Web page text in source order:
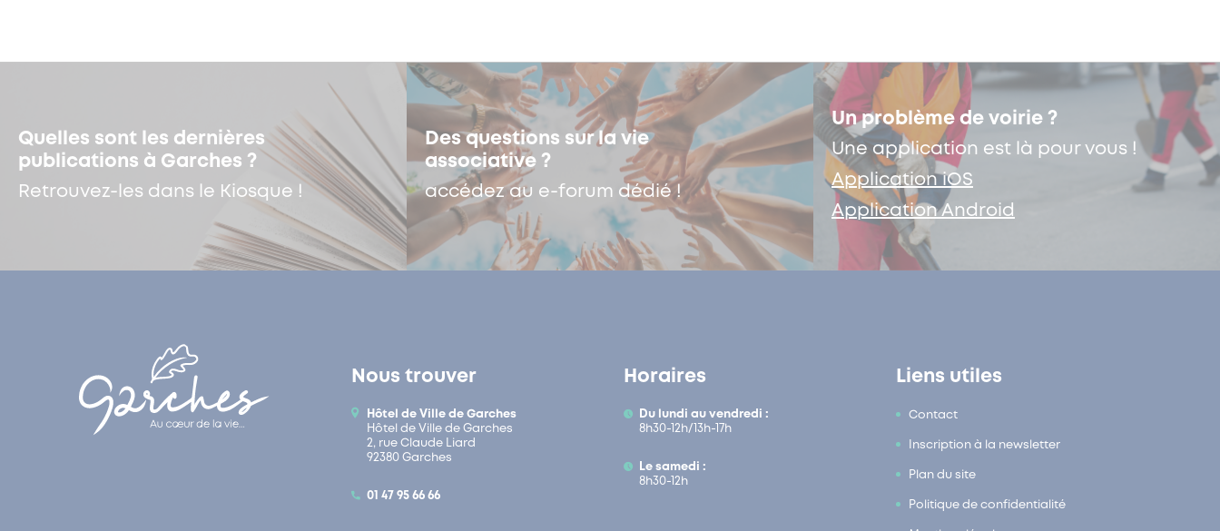
Quelles sont les dernières
publications à Garches ?
Retrouvez-les dans le Kiosque !
Des questions sur la vie
associative ?
accédez au e-forum dédié !
Un problème de voirie ?
Une application est là pour vous !
Application iOS
Application Android
Nous trouver
Hôtel de Ville de Garches
Hôtel de Ville de Garches
2, rue Claude Liard
92380 Garches
01 47 95 66 66
Horaires
Du lundi au vendredi :
8h30-12h/13h-17h
Le samedi :
8h30-12h
Liens utiles
Contact
Inscription à la newsletter
Plan du site
Politique de confidentialité